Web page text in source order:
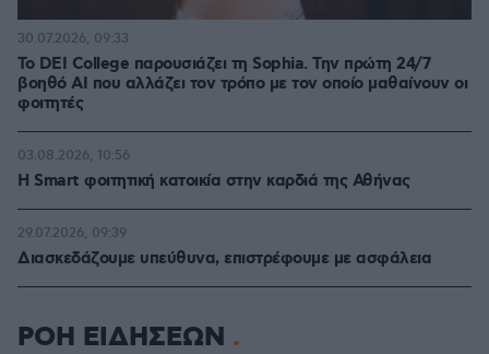
Το DEI College παρουσιάζει τη Sophia. Την πρώτη 24/7
βοηθό AI που αλλάζει τον τρόπο με τον οποίο μαθαίνουν οι
φοιτητές
30.07.2026, 09:33
Η Smart φοιτητική κατοικία στην καρδιά της Αθήνας
03.08.2026, 10:56
Διασκεδάζουμε υπεύθυνα, επιστρέφουμε με ασφάλεια
29.07.2026, 09:39
ΡΟΗ ΕΙΔΗΣΕΩΝ